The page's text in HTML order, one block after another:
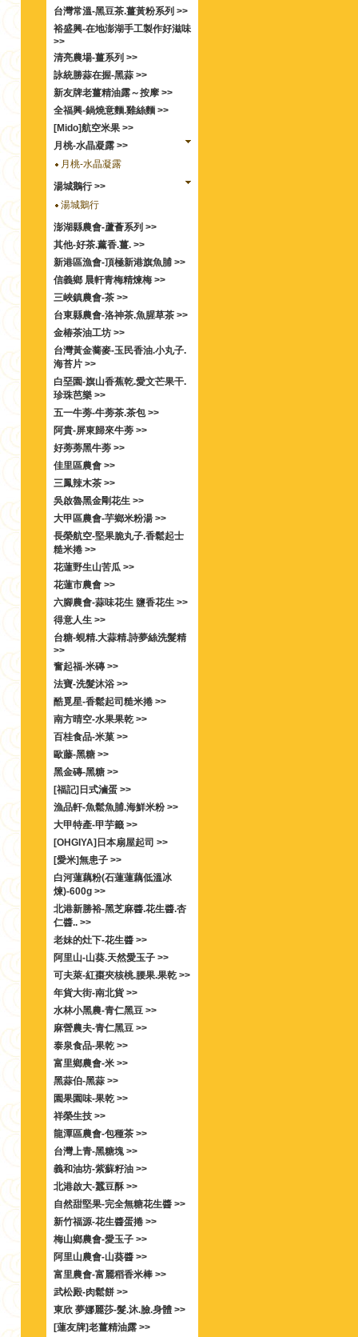
台灣常溫-黑豆茶.薑黃粉系列 >>
裕盛興-在地澎湖手工製作好滋味
>>
清亮農場-薑系列 >>
詠統勝蒜在握-黑蒜 >>
新友牌老薑精油露～按摩 >>
全福興-鍋燒意麵.雞絲麵 >>
[Mido]航空米果 >>
月桃-水晶凝露 >>
月桃-水晶凝露
湯城鵝行 >>
湯城鵝行
澎湖縣農會-蘆薈系列 >>
其他-好茶.薰香.薑. >>
新港區漁會-頂極新港旗魚脯 >>
信義鄉 晨軒青梅精煉梅 >>
三峽鎮農會-茶 >>
台東縣農會-洛神茶.魚腥草茶 >>
金椿茶油工坊 >>
台灣黃金蕎麥-玉民香油.小丸子.
海苔片 >>
白堊園-旗山香蕉乾.愛文芒果干.
珍珠芭樂 >>
五一牛蒡-牛蒡茶.茶包 >>
阿貴-屏東歸來牛蒡 >>
好蒡蒡黑牛蒡 >>
佳里區農會 >>
三鳳辣木茶 >>
吳啟魯黑金剛花生 >>
大甲區農會-芋鄉米粉湯 >>
長榮航空-堅果脆丸子.香鬆起士
糙米捲 >>
花蓮野生山苦瓜 >>
花蓮市農會 >>
六腳農會-蒜味花生 鹽香花生 >>
得意人生 >>
台糖-蜆精.大蒜精.詩夢絲洗髮精
>>
奮起福-米磚 >>
法寶-洗髮沐浴 >>
酷覓星-香鬆起司糙米捲 >>
南方晴空-水果果乾 >>
百桂食品-米菓 >>
歐藤-黑糖 >>
黑金磚-黑糖 >>
[福記]日式滷蛋 >>
漁品軒-魚鬆魚脯.海鮮米粉 >>
大甲特產-甲芋籤 >>
[OHGIYA]日本扇屋起司 >>
[愛米]無患子 >>
白河蓮藕粉(石蓮蓮藕低溫冰
煉)-600g >>
北港新勝裕-黑芝麻醬.花生醬.杏
仁醬.. >>
老妹的灶下-花生醬 >>
阿里山-山葵.天然愛玉子 >>
可夫萊-紅棗夾核桃.腰果.果乾 >>
年貨大街-南北貨 >>
水林小黑農-青仁黑豆 >>
麻營農夫-青仁黑豆 >>
泰泉食品-果乾 >>
富里鄉農會-米 >>
黑蒜伯-黑蒜 >>
園果園味-果乾 >>
祥榮生技 >>
龍潭區農會-包種茶 >>
台灣上青-黑糖塊 >>
義和油坊-紫蘇籽油 >>
北港啟大-蠶豆酥 >>
自然甜堅果-完全無糖花生醬 >>
新竹福源-花生醬蛋捲 >>
梅山鄉農會-愛玉子 >>
阿里山農會-山葵醬 >>
富里農會-富麗稻香米棒 >>
武松殿-肉鬆餅 >>
東欣 夢娜麗莎-髮.沐.臉.身體 >>
[蓮友牌]老薑精油露 >>